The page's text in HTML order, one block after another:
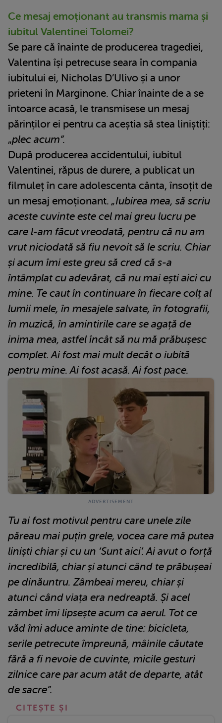
Ce mesaj emoționant au transmis mama și
iubitul Valentinei Tolomei?
Se pare că înainte de producerea tragediei,
Valentina își petrecuse seara în compania
iubitului ei, Nicholas D’Ulivo și a unor
prieteni în Marginone. Chiar înainte de a se
întoarce acasă, le transmisese un mesaj
părinților ei pentru ca aceștia să stea liniștiți:
„plec acum”.
După producerea accidentului, iubitul
Valentinei, răpus de durere, a publicat un
filmuleț în care adolescenta cânta, însoțit de
un mesaj emoționant. „Iubirea mea, să scriu
aceste cuvinte este cel mai greu lucru pe
care l-am făcut vreodată, pentru că nu am
vrut niciodată să fiu nevoit să le scriu. Chiar
și acum îmi este greu să cred că s-a
întâmplat cu adevărat, că nu mai ești aici cu
mine. Te caut în continuare în fiecare colț al
lumii mele, în mesajele salvate, în fotografii,
în muzică, în amintirile care se agață de
inima mea, astfel încât să nu mă prăbușesc
complet. Ai fost mai mult decât o iubită
pentru mine. Ai fost acasă. Ai fost pace.
Tu ai fost motivul pentru care unele zile
păreau mai puțin grele, vocea care mă putea
liniști chiar și cu un ‘Sunt aici’. Ai avut o forță
incredibilă, chiar și atunci când te prăbușeai
pe dinăuntru. Zâmbeai mereu, chiar și
atunci când viața era nedreaptă. Și acel
zâmbet îmi lipsește acum ca aerul. Tot ce
văd îmi aduce aminte de tine: bicicleta,
serile petrecute împreună, mâinile căutate
fără a fi nevoie de cuvinte, micile gesturi
zilnice care par acum atât de departe, atât
de sacre”.